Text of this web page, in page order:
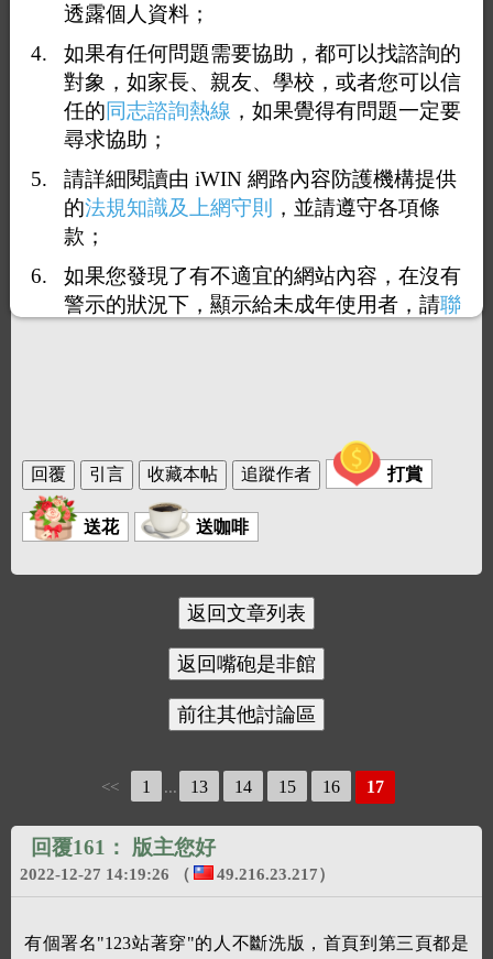
打賞
送花 送咖啡
<< 1 ... 13 14 15 16 17
回覆161： 版主您好
2022-12-27 14:19:26 （ 49.216.23.217）
有個署名"123站著穿"的人不斷洗版，首頁到第三頁都是
透露個人資料；
如果有任何問題需要協助，都可以找諮詢的
對象，如家長、親友、學校，或者您可以信
任的同志諮詢熱線 ，如果覺得有問題一定要
尋求協助；
請詳細閱讀由 iWIN 網路內容防護機構提供
的法規知識及上網守則
，並請遵守各項條
款；
如果您發現了有不適宜的網站內容，在沒有
警示的狀況下，顯示給未成年使用者，請聯